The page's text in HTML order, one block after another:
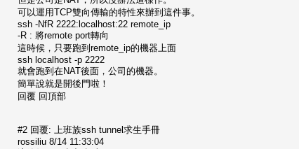
可以運用TCP雙向傳輸的特性來辦到這件事。
ssh -NfR 2222:localhost:22 remote_ip
-R : 將remote port轉向
這時候，只要跑到remote_ip的機器上面
ssh localhost -p 2222
就會跑到在NAT後面，公司的機器。
簡單說就是開後門啦！
回覆 回頂部
#2 回覆: 上班族ssh tunnel求生手冊
rossiliu 8/14 11:33:04